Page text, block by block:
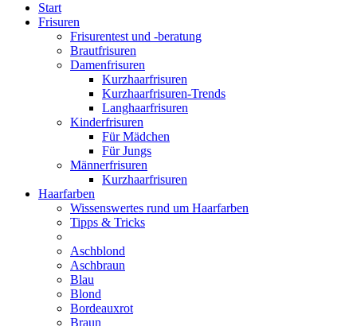
Start
Frisuren
Frisurentest und -beratung
Brautfrisuren
Damenfrisuren
Kurzhaarfrisuren
Kurzhaarfrisuren-Trends
Langhaarfrisuren
Kinderfrisuren
Für Mädchen
Für Jungs
Männerfrisuren
Kurzhaarfrisuren
Haarfarben
Wissenswertes rund um Haarfarben
Tipps & Tricks
Aschblond
Aschbraun
Blau
Blond
Bordeauxrot
Braun